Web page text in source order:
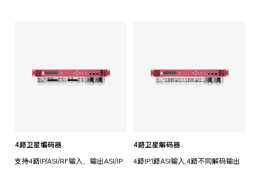
4路卫星编码器
支持4路IP/ASI/RF输入，输出ASI/IP
4路卫星解码器
4路IP,1路ASI输入,4路不同解码输出